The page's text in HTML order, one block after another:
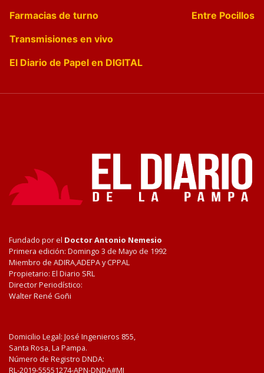
Farmacias de turno
Entre Pocillos
Transmisiones en vivo
El Diario de Papel en DIGITAL
Fundado por el Doctor Antonio Nemesio
Primera edición: Domingo 3 de Mayo de 1992
Miembro de ADIRA,ADEPA y CPPAL
Propietario: El Diario SRL
Director Periodístico:
Walter René Goñi
Domicilio Legal: José Ingenieros 855,
Santa Rosa, La Pampa.
Número de Registro DNDA:
RL-2019-55551274-APN-DNDA#MJ